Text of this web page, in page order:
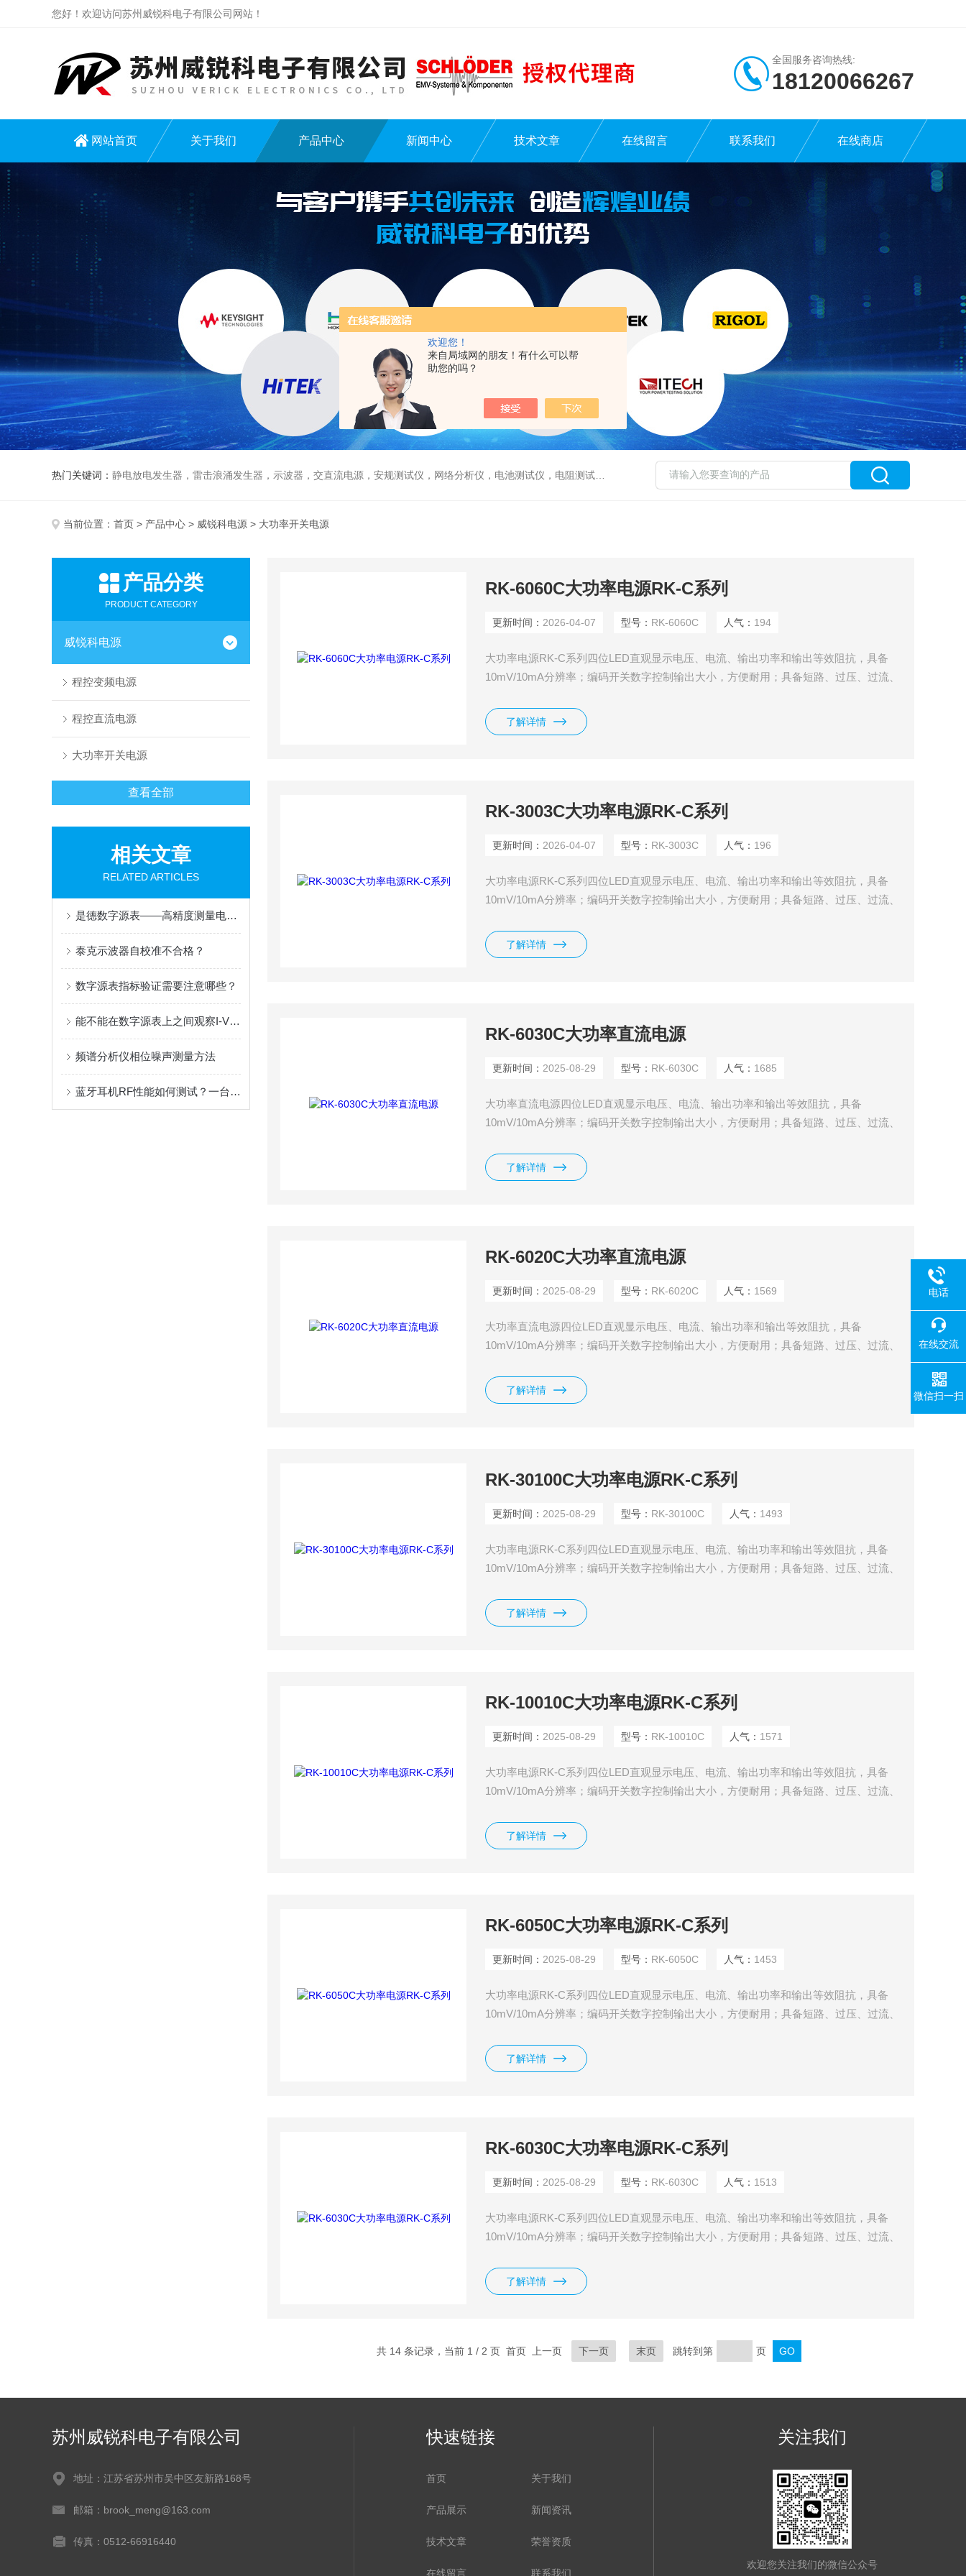
欢迎您！
来自局域网的朋友！有什么可以帮
助您的吗？
您好！欢迎访问苏州威锐科电子有限公司网站！
全国服务咨询热线:
18120066267
网站首页 关于我们 产品中心 新闻中心 技术文章 在线留言 联系我们 在线商店
热门关键词： 静电放电发生器，雷击浪涌发生器，示波器，交直流电源，安规测试仪，网络分析仪，电池测试仪，电阻测试仪，数据采集仪
当前位置： 首页 > 产品中心 > 威锐科电源 > 大功率开关电源
产品分类
PRODUCT CATEGORY
威锐科电源
程控变频电源
程控直流电源
大功率开关电源
查看全部
相关文章
RELATED ARTICLES
是德数字源表——高精度测量电压和电流的重要工具
泰克示波器自校准不合格？
数字源表指标验证需要注意哪些？
能不能在数字源表上之间观察I-V曲线？
频谱分析仪相位噪声测量方法
蓝牙耳机RF性能如何测试？一台纳安级电池模拟器帮你实现
RK-6060C大功率电源RK-C系列
更新时间： 2026-04-07 型号： RK-6060C 人气： 194
大功率电源RK-C系列四位LED直观显示电压、电流、输出功率和输出等效阻抗，具备
10mV/10mA分辨率；编码开关数字控制输出大小，方便耐用；具备短路、过压、过流、
了解详情
RK-3003C大功率电源RK-C系列
更新时间： 2026-04-07 型号： RK-3003C 人气： 196
大功率电源RK-C系列四位LED直观显示电压、电流、输出功率和输出等效阻抗，具备
10mV/10mA分辨率；编码开关数字控制输出大小，方便耐用；具备短路、过压、过流、
了解详情
RK-6030C大功率直流电源
更新时间： 2025-08-29 型号： RK-6030C 人气： 1685
大功率直流电源四位LED直观显示电压、电流、输出功率和输出等效阻抗，具备
10mV/10mA分辨率；编码开关数字控制输出大小，方便耐用；具备短路、过压、过流、
了解详情
RK-6020C大功率直流电源
更新时间： 2025-08-29 型号： RK-6020C 人气： 1569
大功率直流电源四位LED直观显示电压、电流、输出功率和输出等效阻抗，具备
10mV/10mA分辨率；编码开关数字控制输出大小，方便耐用；具备短路、过压、过流、
了解详情
RK-30100C大功率电源RK-C系列
更新时间： 2025-08-29 型号： RK-30100C 人气： 1493
大功率电源RK-C系列四位LED直观显示电压、电流、输出功率和输出等效阻抗，具备
10mV/10mA分辨率；编码开关数字控制输出大小，方便耐用；具备短路、过压、过流、
了解详情
RK-10010C大功率电源RK-C系列
更新时间： 2025-08-29 型号： RK-10010C 人气： 1571
大功率电源RK-C系列四位LED直观显示电压、电流、输出功率和输出等效阻抗，具备
10mV/10mA分辨率；编码开关数字控制输出大小，方便耐用；具备短路、过压、过流、
了解详情
RK-6050C大功率电源RK-C系列
更新时间： 2025-08-29 型号： RK-6050C 人气： 1453
大功率电源RK-C系列四位LED直观显示电压、电流、输出功率和输出等效阻抗，具备
10mV/10mA分辨率；编码开关数字控制输出大小，方便耐用；具备短路、过压、过流、
了解详情
RK-6030C大功率电源RK-C系列
更新时间： 2025-08-29 型号： RK-6030C 人气： 1513
大功率电源RK-C系列四位LED直观显示电压、电流、输出功率和输出等效阻抗，具备
10mV/10mA分辨率；编码开关数字控制输出大小，方便耐用；具备短路、过压、过流、
了解详情
共 14 条记录，当前 1 / 2 页 首页 上一页 下一页 末页 跳转到第 页
苏州威锐科电子有限公司
地址：江苏省苏州市吴中区友新路168号
邮箱：brook_meng@163.com
传真：0512-66916440
快速链接
首页 关于我们
产品展示 新闻资讯
技术文章 荣誉资质
在线留言 联系我们
关注我们
欢迎您关注我们的微信公众号
电话
在线交流
微信扫一扫